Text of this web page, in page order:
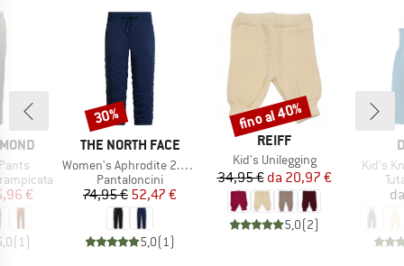
ridotto
€
(1)
MARCHIO
THE NORTH FACE
Articolo
Women's Aphrodite 2.0 Capri
Gruppo di prodotti
Pantaloncini
Prezzo
74,95 € Prezzo ridotto
52,47 €
5,0(1)
Sconto
30%
MARCHIO
REIFF
Articolo
Kid's Unilegging
Prezzo
34,95 € Prezzo ridotto
da 20,97 €
5,0(2)
Sconto
fino al 40%
Articolo
Kid’s
da